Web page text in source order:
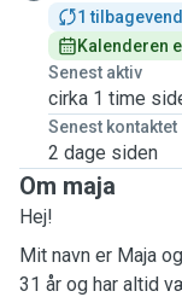
1
Kalenderen
Senest aktiv
cirka 1 time
Senest kontaktet
2 dage siden
Om maja
Hej!
Mit navn er Maja
31 år og har altid